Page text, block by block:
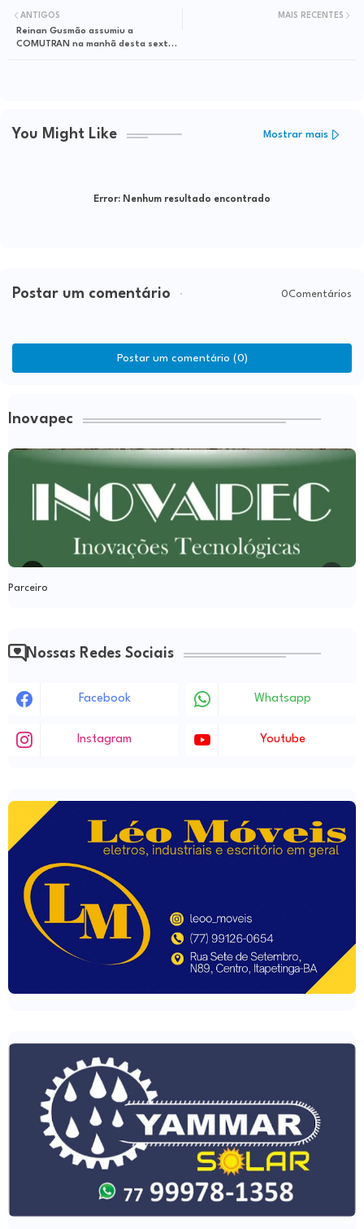
MAIS RECENTES
ANTIGOS
Reinan Gusmão assumiu a
COMUTRAN na manhã desta sexta-
You Might Like Mostrar mais
Error: Nenhum resultado encontrado
Postar um comentário 0Comentários
Postar um comentário (0)
Inovapec
Parceiro
Nossas Redes Sociais
Facebook Whatsapp
Instagram Youtube